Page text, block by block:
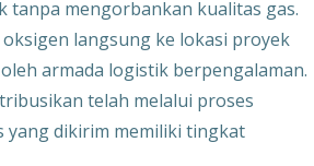
tanpa mengorbankan kualitas gas.
langsung ke lokasi proyek
armada logistik berpengalaman.
telah melalui proses
yang dikirim memiliki tingkat